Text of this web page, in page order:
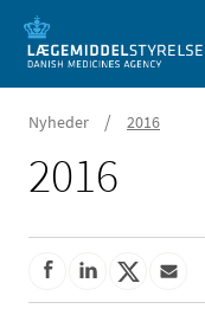
Nyheder / 2016
2016